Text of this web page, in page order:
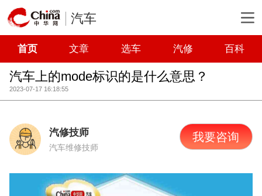
汽车
首页 文章 选车 汽修 百科
汽车上的mode标识的是什么意思？
2023-07-17 16:18:55
汽修技师
汽车维修技师
我要咨询